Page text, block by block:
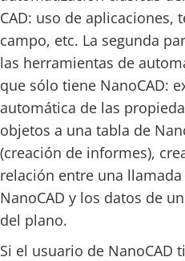
CAD: uso de aplicaciones,
campo, etc. La segunda
las herramientas de
que sólo tiene NanoCAD:
automática de las
objetos a una tabla de
(creación de informes),
relación entre una
NanoCAD y los datos de
del plano.
Si el usuario de NanoCAD